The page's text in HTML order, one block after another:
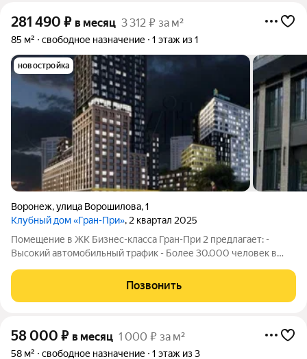
281 490 ₽ в месяц 3 312 ₽ за м²
85 м² свободное назначение 1 этаж из 1
новостройка
Воронеж,улица Ворошилова,1
Клубный дом «Гран-При», 2 квартал 2025
Помещение в ЖК Бизнес-класса Гран-При 2 предлагает: -
Высокий автомобильный трафик - Более 30.000 человек в
своём бренде! Технические характеристики помещения
подходят под любой вид стрит ритейла.
Позвонить
58 000 ₽ в месяц 1 000 ₽ за м²
58 м² свободное назначение 1 этаж из 3